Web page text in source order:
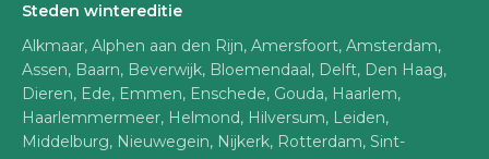
Steden wintereditie
Alkmaar, Alphen aan den Rijn, Amersfoort, Amsterdam,
Assen, Baarn, Beverwijk, Bloemendaal, Delft, Den Haag,
Dieren, Ede, Emmen, Enschede, Gouda, Haarlem,
Haarlemmermeer, Helmond, Hilversum, Leiden,
Middelburg, Nieuwegein, Nijkerk, Rotterdam, Sint-